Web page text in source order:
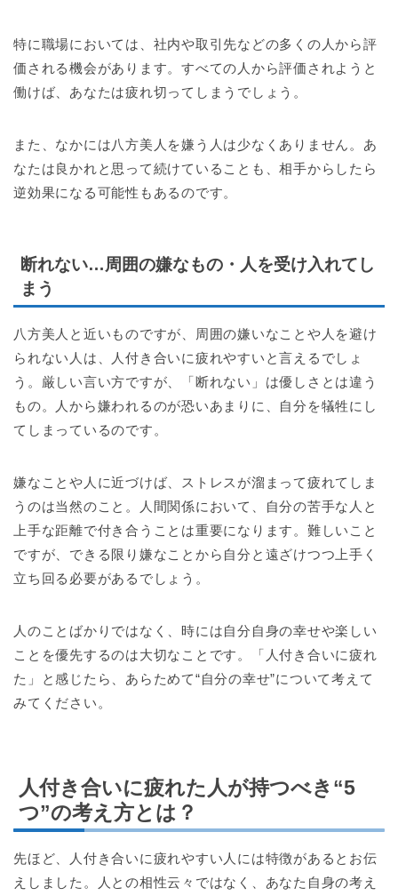
特に職場においては、社内や取引先などの多くの人から評
価される機会があります。すべての人から評価されようと
働けば、あなたは疲れ切ってしまうでしょう。
また、なかには八方美人を嫌う人は少なくありません。あ
なたは良かれと思って続けていることも、相手からしたら
逆効果になる可能性もあるのです。
断れない…周囲の嫌なもの・人を受け入れてし
まう
八方美人と近いものですが、周囲の嫌いなことや人を避け
られない人は、人付き合いに疲れやすいと言えるでしょ
う。厳しい言い方ですが、「断れない」は優しさとは違う
もの。人から嫌われるのが恐いあまりに、自分を犠牲にし
てしまっているのです。
嫌なことや人に近づけば、ストレスが溜まって疲れてしま
うのは当然のこと。人間関係において、自分の苦手な人と
上手な距離で付き合うことは重要になります。難しいこと
ですが、できる限り嫌なことから自分と遠ざけつつ上手く
立ち回る必要があるでしょう。
人のことばかりではなく、時には自分自身の幸せや楽しい
ことを優先するのは大切なことです。「人付き合いに疲れ
た」と感じたら、あらためて“自分の幸せ”について考えて
みてください。
人付き合いに疲れた人が持つべき“5
つ”の考え方とは？
先ほど、人付き合いに疲れやすい人には特徴があるとお伝
えしました。人との相性云々ではなく、あなた自身の考え